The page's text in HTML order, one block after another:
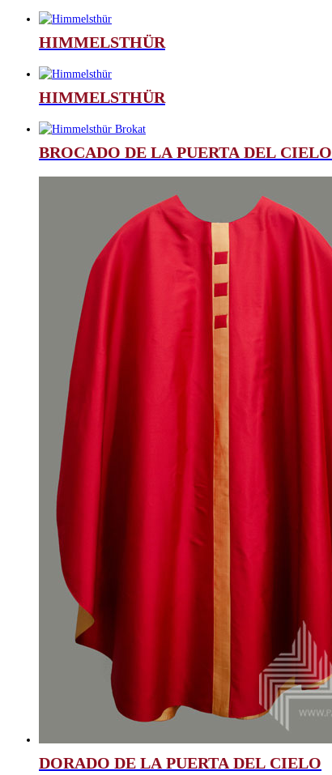
HIMMELSTHÜR
HIMMELSTHÜR
BROCADO DE LA PUERTA DEL CIELO
DORADO DE LA PUERTA DEL CIELO